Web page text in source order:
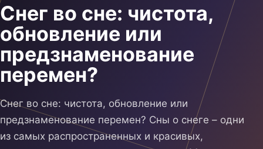
Снег во сне: чистота,
обновление или
предзнаменование
перемен?
Снег во сне: чистота, обновление или
предзнаменование перемен? Сны о снеге – одни
из самых распространенных и красивых,